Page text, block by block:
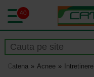
40
Catena Acnee Intretinere